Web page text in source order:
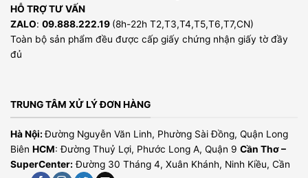
HỖ TRỢ TƯ VẤN
ZALO: 09.888.222.19 (8h-22h T2,T3,T4,T5,T6,T7,CN)
Toàn bộ sản phẩm đều được cấp giấy chứng nhận giấy tờ đầy
đủ
TRUNG TÂM XỬ LÝ ĐƠN HÀNG
Hà Nội:Đường Nguyễn Văn Linh, Phường Sài Đồng, Quận Long
Biên HCM: Đường Thuỷ Lợi, Phước Long A, Quận 9 Cần Thơ –
SuperCenter: Đường 30 Tháng 4, Xuân Khánh, Ninh Kiều, Cần